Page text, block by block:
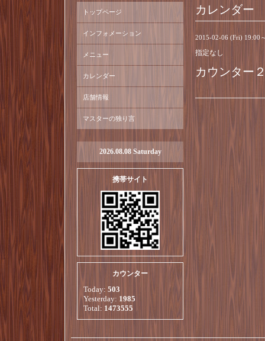
カレンダー
2015-02-06 (Fri) 19:00
指定なし
カウンター
トップページ
インフォメーション
メニュー
カレンダー
店舗情報
マスターの独り言
2026.08.08 Saturday
携帯サイト
カウンター
Today: 503
Yesterday: 1985
Total: 1473555